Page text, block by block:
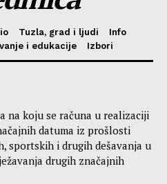
Tuzla, grad i ljudi
Info
i edukacije Izbori
na koju se računa u realizaciji
datuma iz prošlosti
sportskih i drugih dešavanja u
drugih značajnih